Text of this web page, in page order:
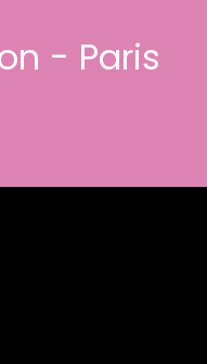
- Paris